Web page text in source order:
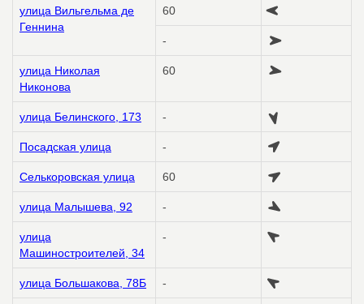
улица Вильгельма де
Геннина
60
-
улица Николая
Никонова
60
улица Белинского, 173 -
Посадская улица -
Селькоровская улица 60
улица Малышева, 92 -
улица
Машиностроителей, 34
-
улица Большакова, 78Б -